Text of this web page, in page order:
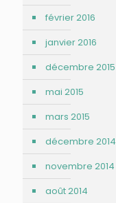
février 2016
janvier 2016
décembre 2015
mai 2015
mars 2015
décembre 2014
novembre 2014
août 2014